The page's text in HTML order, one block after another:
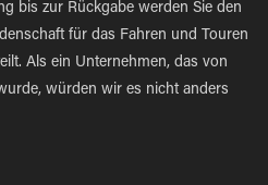
bis zur Rückgabe werden Sie den
für das Fahren und Touren
Als ein Unternehmen, das von
würden wir es nicht anders